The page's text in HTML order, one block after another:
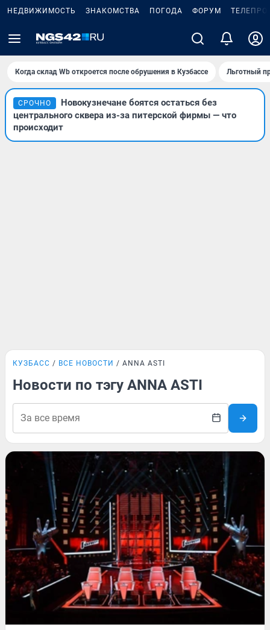
НЕДВИЖИМОСТЬ ЗНАКОМСТВА ПОГОДА ФОРУМ
Когда склад Wb откроется после обрушения в Кузбассе Льготный
СРОЧНО
Новокузнечане боятся остаться без
центрального сквера из-за питерской фирмы — что
происходит
КУЗБАСС ВСЕ НОВОСТИ ANNA ASTI
Новости по тэгу ANNA ASTI